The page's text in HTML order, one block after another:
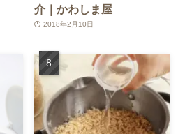
介｜かわしま屋
2018年2月10日